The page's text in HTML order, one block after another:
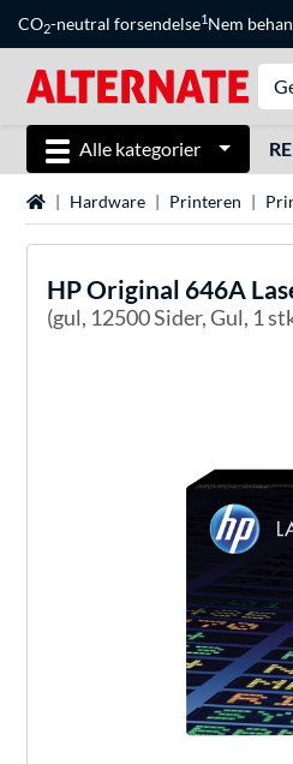
CO2-neutral forsendelse1Nem
Alle kategorier
StartsideHardware Printeren
HPOriginal 646A
(gul, 12500 Sider, Gul, 1